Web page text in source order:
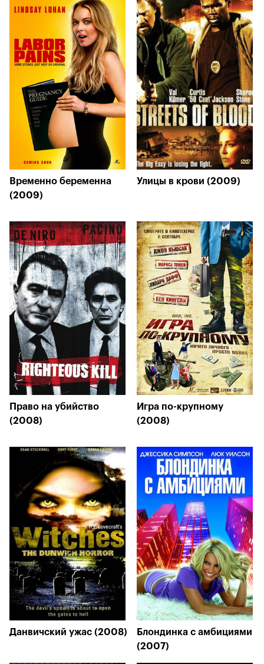
Временно беременна
(2009)
Улицы в крови (2009)
Право на убийство
(2008)
Игра по-крупному
(2008)
Данвичский ужас (2008)
Блондинка с амбициями
(2007)